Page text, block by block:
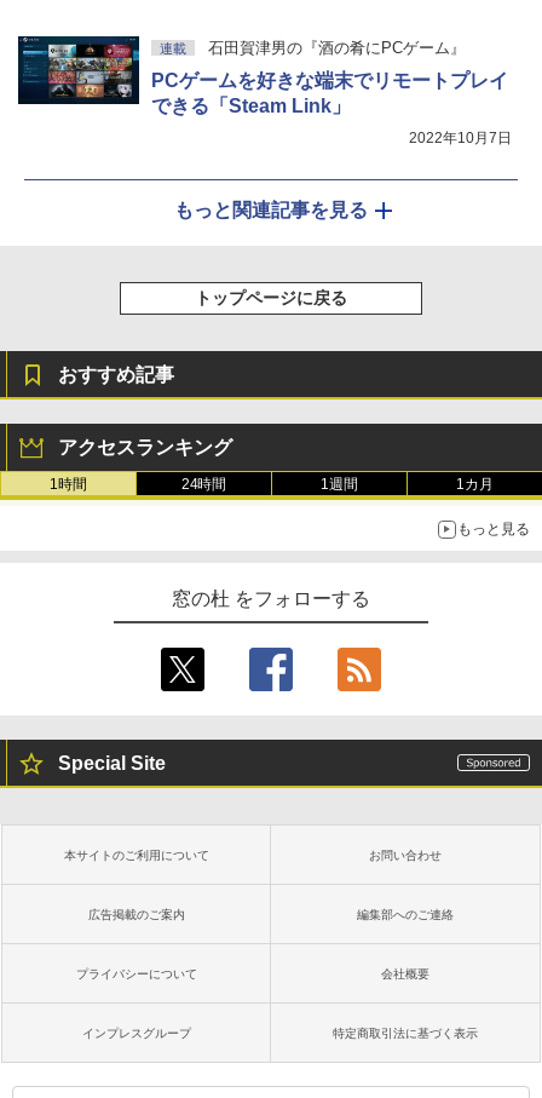
連載 石田賀津男の『酒の肴にPCゲーム』
PCゲームを好きな端末でリモートプレイ
できる「Steam Link」
2022年10月7日
もっと関連記事を見る
トップページに戻る
おすすめ記事
アクセスランキング
1時間 24時間 1週間 1カ月
もっと見る
窓の杜 をフォローする
Special Site
本サイトのご利用について お問い合わせ
広告掲載のご案内 編集部へのご連絡
プライバシーについて 会社概要
インプレスグループ 特定商取引法に基づく表示